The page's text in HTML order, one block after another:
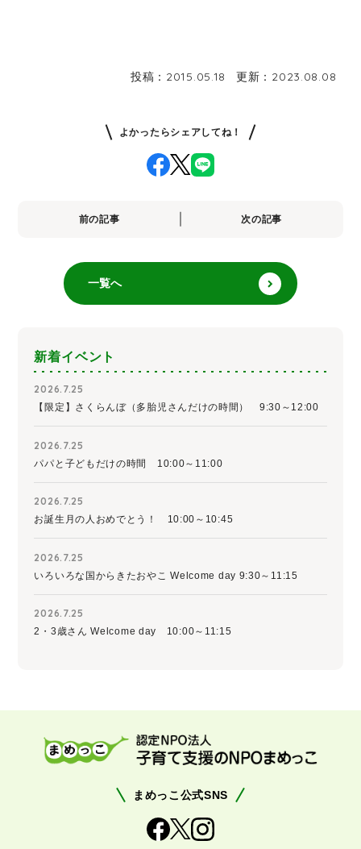
投稿： 2015.05.18 更新： 2023.08.08
よかったらシェアしてね！
前の記事 次の記事
一覧へ
新着イベント
2026.7.25
【限定】さくらんぼ（多胎児さんだけの時間） 9:30～12:00
2026.7.25
パパと子どもだけの時間 10:00～11:00
2026.7.25
お誕生月の人おめでとう！ 10:00～10:45
2026.7.25
いろいろな国からきたおやこ Welcome day 9:30～11:15
2026.7.25
2・3歳さん Welcome day 10:00～11:15
まめっこ公式SNS